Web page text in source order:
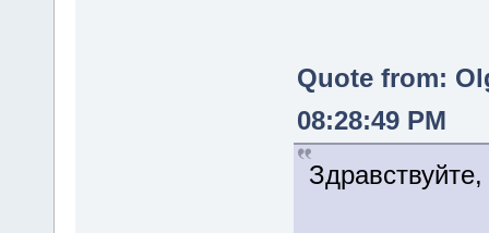
Quote from:
08:28:49 PM